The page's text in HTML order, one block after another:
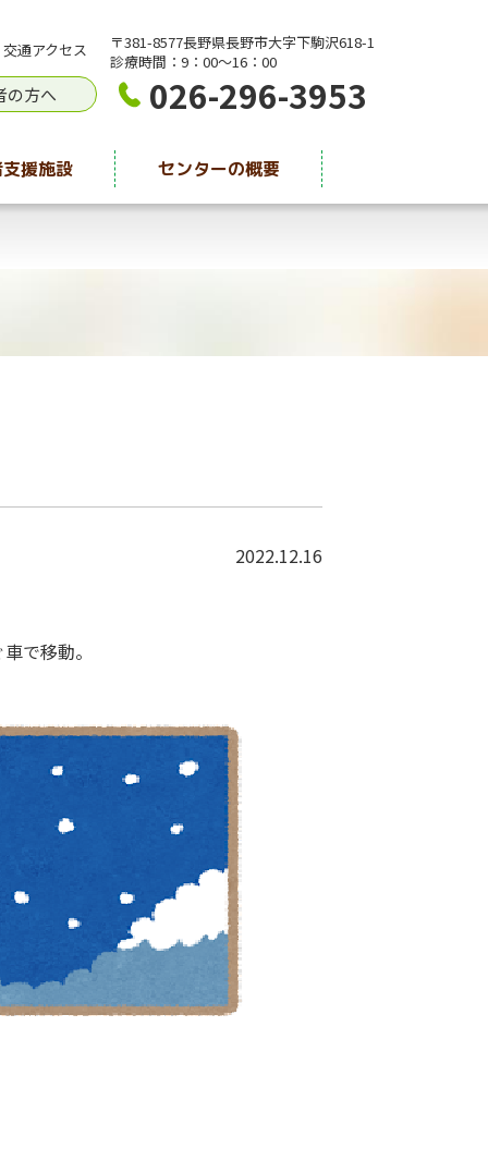
交通アクセス
の方へ
〒381-8577長野県長野市大字下駒沢618-1
診療時間：9：00〜16：00
026-296-3953
援施設 センターの概要
2022.12.16
で移動。